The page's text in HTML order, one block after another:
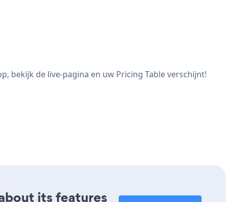
bekijk de live-pagina en uw Pricing Table verschijnt!
its features